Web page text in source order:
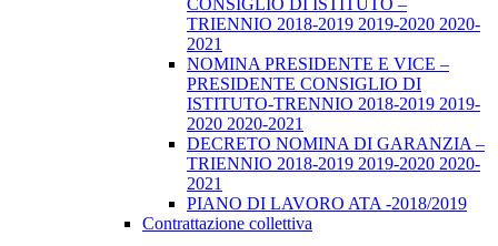
CONSIGLIO DI ISTITUTO –
TRIENNIO 2018-2019 2019-2020 2020-
2021
NOMINA PRESIDENTE E VICE –
PRESIDENTE CONSIGLIO DI
ISTITUTO-TRENNIO 2018-2019 2019-
2020 2020-2021
DECRETO NOMINA DI GARANZIA –
TRIENNIO 2018-2019 2019-2020 2020-
2021
PIANO DI LAVORO ATA -2018/2019
Contrattazione collettiva